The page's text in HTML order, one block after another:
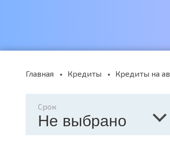
Главная Кредиты Кредиты на
Срок
Не выбрано